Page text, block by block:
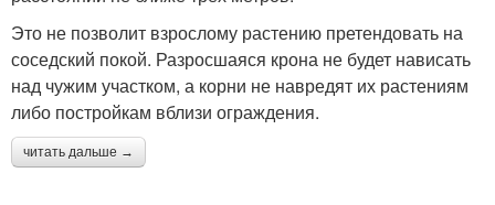
Это не позволит взрослому растению претендовать на
соседский покой. Разросшаяся крона не будет нависать
над чужим участком, а корни не навредят их растениям
либо постройкам вблизи ограждения.
читать дальше →